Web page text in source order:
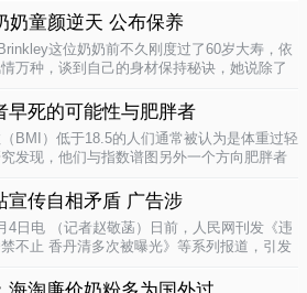
，备受孩子们和家长的喜爱。然而，一些营
童牛奶比普通..
奶童颜逆天 公布保养
这位奶奶前不久刚度过了60岁大寿，依
情万种，谈到自己的身材保持秘诀，她说除了
她就是个素食主义者，早餐吃燕麦粥加果
早死的可能性与肥胖者
BMI）低于18.5的人们通常被认为是体重过轻
发现，他们与指数谱图另外一个方向肥胖者
）整体健康指标的可靠性。这个测量值反映
重量的比..
宣传自相矛盾 广告涉
4日电 （记者赵敬菡）日前，人民网刊发《违
不止 香丹清多次被曝光》等系列报道，引发
在备案信息不明、涉嫌违规发布广告、宣传